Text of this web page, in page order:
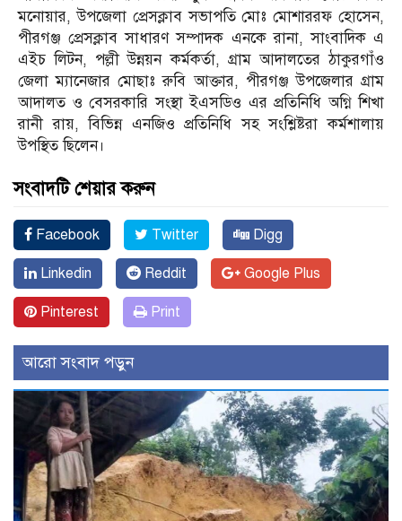
মনোয়ার, উপজেলা প্রেসক্লাব সভাপতি মোঃ মোশাররফ হোসেন,
পীরগঞ্জ প্রেসক্লাব সাধারণ সম্পাদক এনকে রানা, সাংবাদিক এ
এইচ লিটন, পল্লী উন্নয়ন কর্মকর্তা, গ্রাম আদালতের ঠাকুরগাঁও
জেলা ম্যানেজার মোছাঃ রুবি আক্তার, পীরগঞ্জ উপজেলার গ্রাম
আদালত ও বেসরকারি সংস্থা ইএসডিও এর প্রতিনিধি অগ্নি শিখা
রানী রায়, বিভিন্ন এনজিও প্রতিনিধি সহ সংশ্লিষ্টরা কর্মশালায়
উপস্থিত ছিলেন।
সংবাদটি শেয়ার করুন
Facebook Twitter Digg
Linkedin Reddit Google Plus
Pinterest Print
আরো সংবাদ পড়ুন